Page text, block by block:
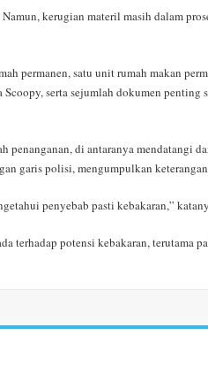
kerugian materil masih dalam
permanen, satu unit rumah makan
serta sejumlah dokumen penting
penanganan, di antaranya mendatangi
garis polisi, mengumpulkan
penyebab pasti kebakaran,”
terhadap potensi kebakaran, terutama